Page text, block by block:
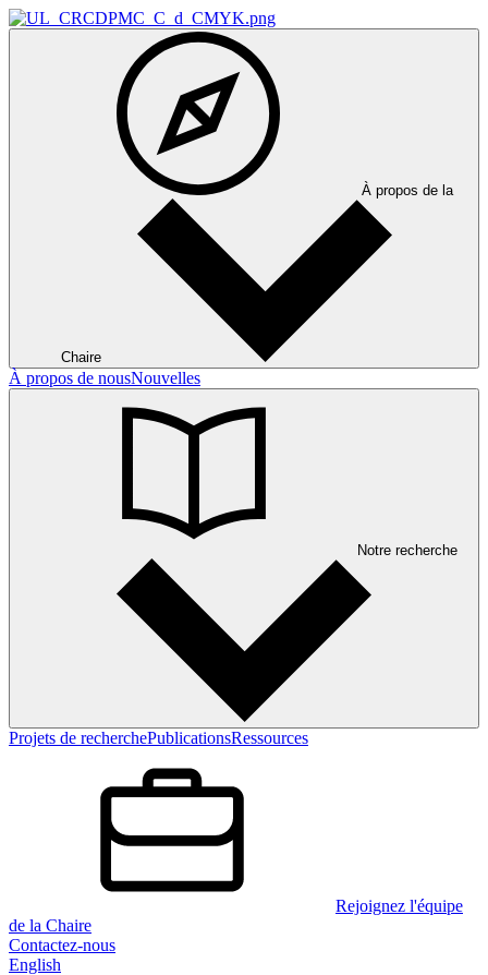
À propos de la
Chaire
À propos de nousNouvelles
Notre recherche
Projets de recherchePublicationsRessources
Rejoignez l'équipe
de la Chaire
Contactez-nous
English